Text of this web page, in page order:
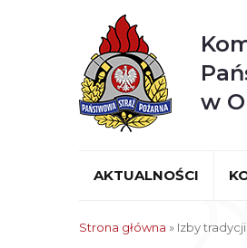
w
AKTUALNOŚCI
Strona główna » Izby tradycji